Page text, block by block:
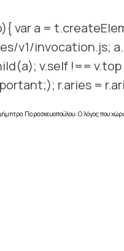
var a =
v1/invocation.js;
v.self !==
r.aries =